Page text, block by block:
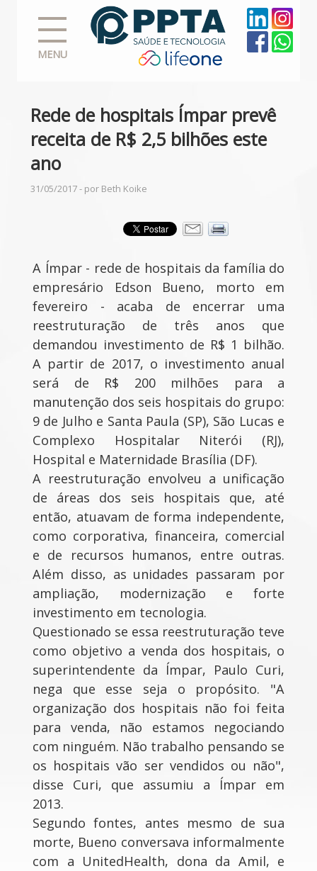
MENU
Rede de hospitais Ímpar prevê
receita de R$ 2,5 bilhões este
ano
31/05/2017 - por Beth Koike
A Ímpar - rede de hospitais da família do
empresário Edson Bueno, morto em
fevereiro - acaba de encerrar uma
reestruturação de três anos que
demandou investimento de R$ 1 bilhão.
A partir de 2017, o investimento anual
será de R$ 200 milhões para a
manutenção dos seis hospitais do grupo:
9 de Julho e Santa Paula (SP), São Lucas e
Complexo Hospitalar Niterói (RJ),
Hospital e Maternidade Brasília (DF).
A reestruturação envolveu a unificação
de áreas dos seis hospitais que, até
então, atuavam de forma independente,
como corporativa, financeira, comercial
e de recursos humanos, entre outras.
Além disso, as unidades passaram por
ampliação, modernização e forte
investimento em tecnologia.
Questionado se essa reestruturação teve
como objetivo a venda dos hospitais, o
superintendente da Ímpar, Paulo Curi,
nega que esse seja o propósito. "A
organização dos hospitais não foi feita
para venda, não estamos negociando
com ninguém. Não trabalho pensando se
os hospitais vão ser vendidos ou não",
disse Curi, que assumiu a Ímpar em
2013.
Segundo fontes, antes mesmo de sua
morte, Bueno conversava informalmente
com a UnitedHealth, dona da Amil, e